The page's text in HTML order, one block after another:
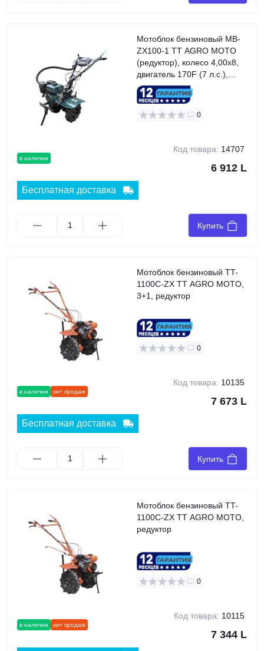
в наличии
Мотоблок бензиновый MB-
ZX100-1 TT AGRO MOTO
(редуктор), колесо 4,00x8,
двигатель 170F (7 л.с.),
GREEN
0
Код товара: 14707
6 912 L
Бесплатная доставка
Купить
в наличии хит продаж
Мотоблок бензиновый TT-
1100C-ZX TT AGRO MOTO,
3+1, редуктор
0
Код товара: 10135
7 673 L
Бесплатная доставка
Купить
в наличии хит продаж
Мотоблок бензиновый TT-
1100C-ZX TT AGRO MOTO,
редуктор
0
Код товара: 10115
7 344 L